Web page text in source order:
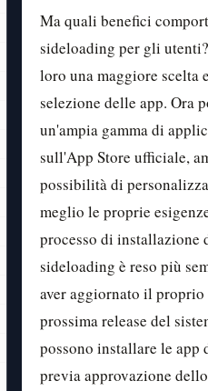
Ma quali benefici
sideloading per gli
loro una maggiore scelta
selezione delle app. Ora
un'ampia gamma di
sull'App Store ufficiale,
possibilità di
meglio le proprie
processo di installazione
sideloading è reso più
aver aggiornato il
prossima release del
possono installare le app
previa approvazione